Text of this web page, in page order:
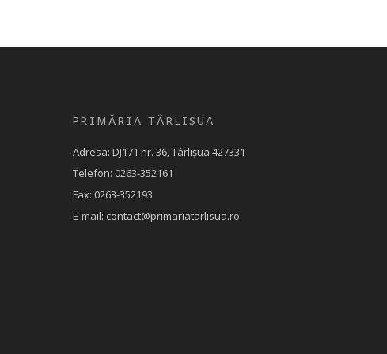
PRIMĂRIA TÂRLISUA
Adresa: DJ171 nr. 36, Târlișua 427331
Telefon: 0263-352161
Fax: 0263-352193
E-mail: contact@primariatarlisua.ro